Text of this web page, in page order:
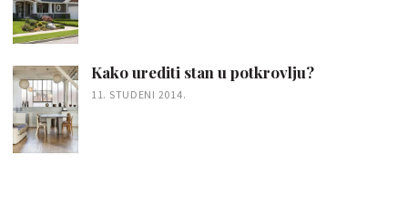
Kako urediti stan u potkrovlju?
11. STUDENI 2014.